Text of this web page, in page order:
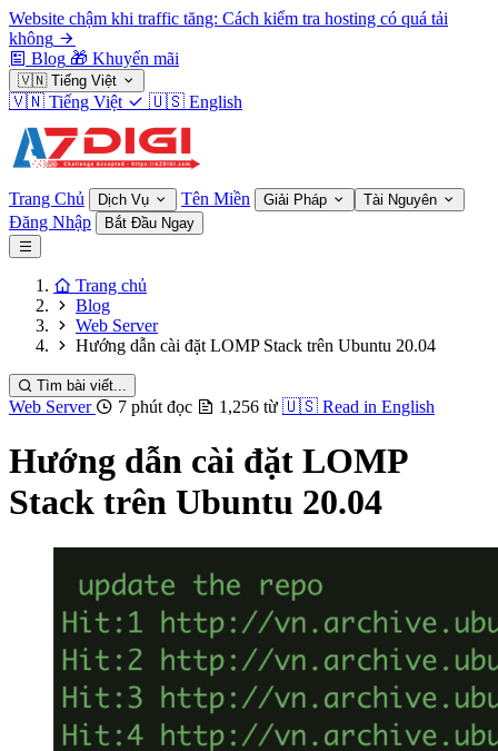
Website chậm khi traffic tăng: Cách kiểm tra hosting có quá tải
không
Blog 🎁 Khuyến mãi
🇻🇳 Tiếng Việt
🇻🇳 Tiếng Việt 🇺🇸 English
Trang Chủ Dịch Vụ Tên Miền Giải Pháp Tài Nguyên
Đăng Nhập Bắt Đầu Ngay
Trang chủ
Blog
Web Server
Hướng dẫn cài đặt LOMP Stack trên Ubuntu 20.04
Tìm bài viết...
Web Server 7 phút đọc 1,256 từ 🇺🇸 Read in English
Hướng dẫn cài đặt LOMP
Stack trên Ubuntu 20.04